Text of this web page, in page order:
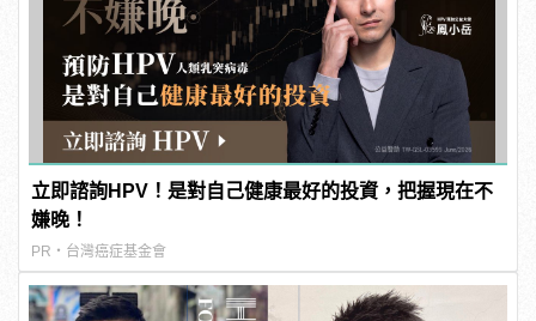
立即諮詢HPV！是對自己健康最好的投資，把握現在不
嫌晚！
PR・台灣癌症基金會